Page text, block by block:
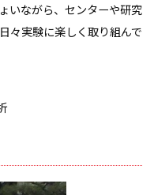
いながら、センターや研究
々実験に楽しく取り組んで